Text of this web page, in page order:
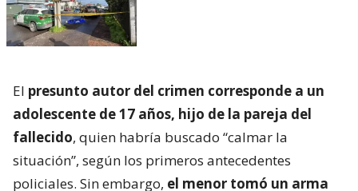
El presunto autor del crimen corresponde a un
adolescente de 17 años, hijo de la pareja del
fallecido, quien habría buscado “calmar la
situación”, según los primeros antecedentes
policiales. Sin embargo, el menor tomó un arma